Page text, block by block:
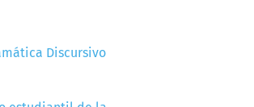
Discursivo